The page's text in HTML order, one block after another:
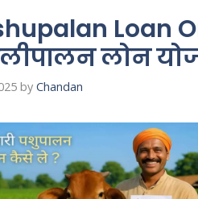
Loan
लोन
by Chandan